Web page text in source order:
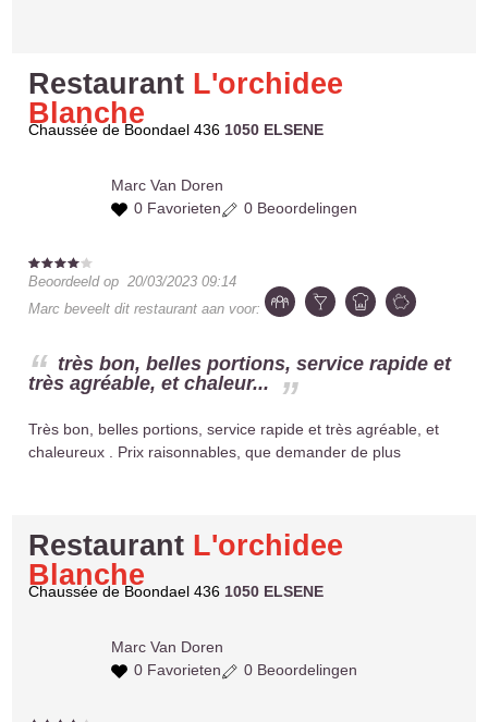
Restaurant L'orchidee
Blanche
Chaussée de Boondael 436 1050 ELSENE
Marc Van Doren
0 Favorieten
0 Beoordelingen
Beoordeeld op20/03/2023 09:14
Marc beveelt dit restaurant aan voor:
très bon, belles portions, service rapide et
très agréable, et chaleur...
Très bon, belles portions, service rapide et très agréable, et
chaleureux . Prix raisonnables, que demander de plus
Restaurant L'orchidee
Blanche
Chaussée de Boondael 4361050 ELSENE
Marc Van Doren
0 Favorieten
0 Beoordelingen